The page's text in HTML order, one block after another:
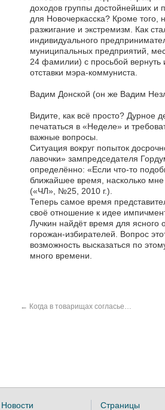
доходов группы достойнейших и
для Новочеркасска? Кроме того,
разжигание и экстремизм. Как
индивидуального
муниципальных предприятий,
24 фамилии) с просьбой вернуть
отставки мэра-коммуниста.
Вадим Донской (он же Вадим
Видите, как всё просто? Дурное
печататься в «Неделе» и
важные вопросы.
Ситуация вокруг попыток
лавочки» зампредседателя
определённо: «Если что-то
ближайшее время, насколько
(«ЧЛ», №25, 2010 г.).
Теперь самое время
своё отношение к идее
Лучкин найдёт время для ясного
горожан-избирателей. Вопрос
возможность высказаться по
много времени.
← Когда в товарищах согласье…
Новости Страницы